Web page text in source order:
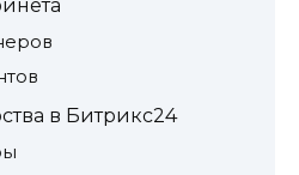
в Битрикс24